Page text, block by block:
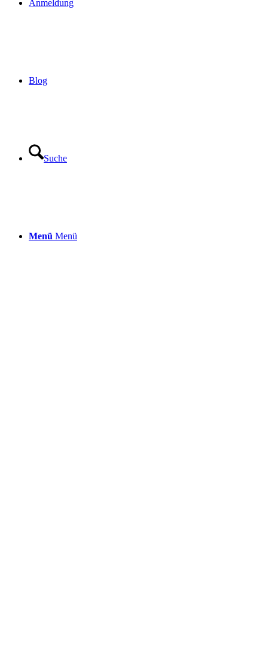
Anmeldung
Blog
Suche
Menü Menü